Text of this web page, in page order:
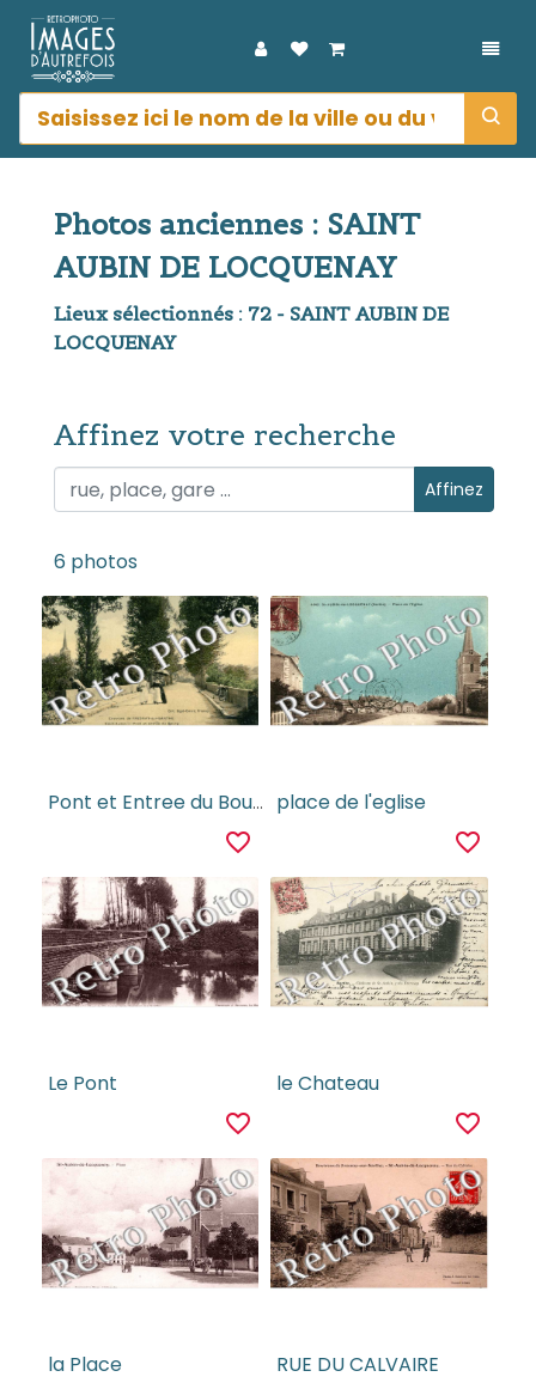
Photos anciennes : SAINT
AUBIN DE LOCQUENAY
Lieux sélectionnés : 72 - SAINT AUBIN DE
LOCQUENAY
Affinez votre recherche
Affinez votre recherche Affinez
6 photos
Pont et Entree du Bourg
favorite_border
place de l'eglise
favorite_border
Le Pont
favorite_border
le Chateau
favorite_border
la Place RUE DU CALVAIRE